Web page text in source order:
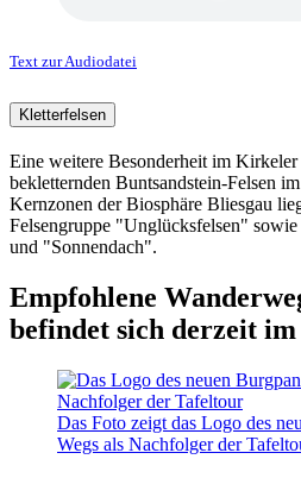
Text zur Audiodatei
Kletterfelsen
Eine weitere Besonderheit im
bekletternden Buntsandstein-Felsen
Kernzonen der Biosphäre Bliesgau
Felsengruppe "Unglücksfelsen"
und "Sonnendach".
Empfohlene
befindet sich derzeit
Das Foto zeigt das Logo des
Wegs als Nachfolger der